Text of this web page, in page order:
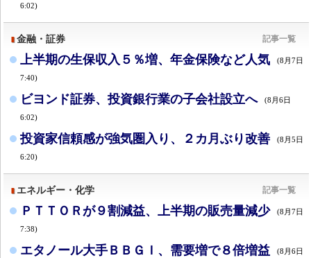
6:02)
金融・証券 記事一覧
上半期の生保収入５％増、年金保険など人気 (8月7日
7:40)
ビヨンド証券、投資銀行業の子会社設立へ (8月6日
6:02)
投資家信頼感が強気圏入り、２カ月ぶり改善 (8月5日
6:20)
エネルギー・化学 記事一覧
ＰＴＴＯＲが９割減益、上半期の販売量減少 (8月7日
7:38)
エタノール大手ＢＢＧＩ、需要増で８倍増益 (8月6日